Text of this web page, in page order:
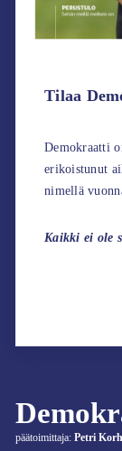
päätoimittaja: Petri
Tilaa
Demokraatti
erikoistunut
nimellä
Kaikki ei ole